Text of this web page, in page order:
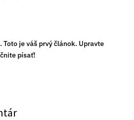
Toto je váš prvý článok. Upravte
písať!